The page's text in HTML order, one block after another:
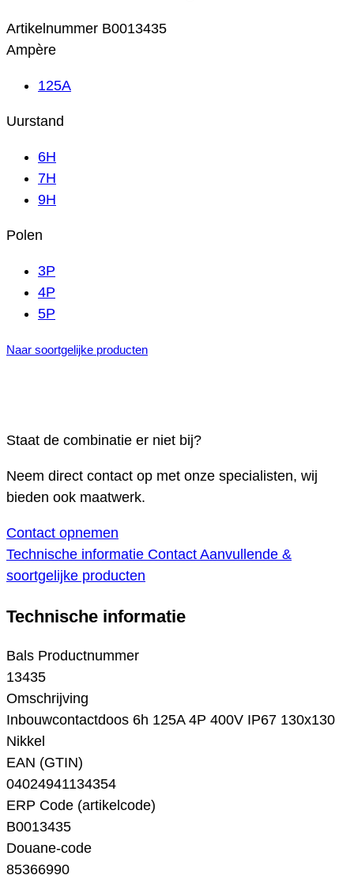
Artikelnummer B0013435
Ampère
125A
Uurstand
6H
7H
9H
Polen
3P
4P
5P
Naar soortgelijke producten
Staat de combinatie er niet bij?
Neem direct contact op met onze specialisten, wij
bieden ook maatwerk.
Contact opnemen
Technische informatie Contact Aanvullende &
soortgelijke producten
Technische informatie
Bals Productnummer
13435
Omschrijving
Inbouwcontactdoos 6h 125A 4P 400V IP67 130x130
Nikkel
EAN (GTIN)
04024941134354
ERP Code (artikelcode)
B0013435
Douane-code
85366990